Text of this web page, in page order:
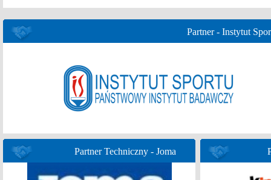
Partner - Instytut
Partner Techniczny - Joma